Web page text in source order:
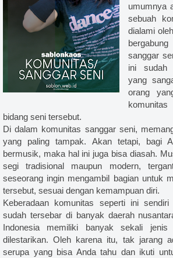
sablon plastisol, sablon plastisol vs polyflex, harga sablon
sablon plastisol, harga sablon, harga jasa sablon kaos manual,
kaos manual satuan, harga sablon kaos digital, harga sablon kaos
kaos club, sablon kaos promosi, sablon kaos oleh oleh, sablon
desain kaos sablon, sablon jogja, sablon yogyakarta, bikin kaos
sablon kaos murah, harga sablon kaos manual, sablon kaos jogja,
harga kaos glow in the dark, cara merawat kaos glow in the
sablon glow in the dark jogja, jasa sablon glow in the dark jakarta
bandung jogja, sablon kaos glow in the dark, kaos glow in the dark
& konveksi kaos yogyakarta, kaos komunitas, kaos kelas, kaos
pdh, bordir kemeja pdl, polo bordir, kemeja bordir, sablon
topi bordir gambar, bikin topi snapback, bikin topi trucker, bordir
takengon, sablon kaos pidie, sablon kaos bireuen, sablon kaos
kaos medan, sablon kaos padang, sablon kaos bandung, sablon
umumnya
sebuah
dialami
sanggar
ini sudah
yang
orang
bidang seni tersebut.
Di dalam komunitas sanggar seni,
yang paling tampak. Akan tetapi, bagi
bermusik, maka hal ini juga bisa diasah.
segi tradisional maupun modern,
seseorang ingin mengambil bagian untuk
tersebut, sesuai dengan kemampuan diri.
Keberadaan komunitas seperti ini
sudah tersebar di banyak daerah
Indonesia memiliki banyak sekali
dilestarikan. Oleh karena itu, tak jarang
serupa yang bisa Anda tahu dan ikuti